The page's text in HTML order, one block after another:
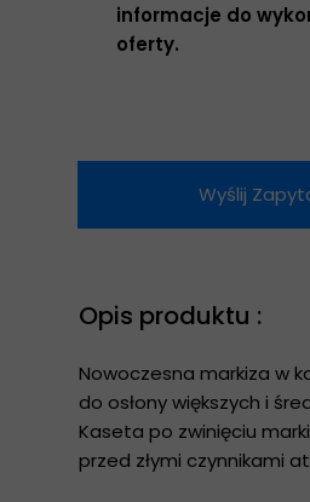
Wyślij
informacje do
oferty.
Opis produktu :
Nowoczesna markiza w
do osłony większych i
Kaseta po zwinięciu
przed złymi czynnikami